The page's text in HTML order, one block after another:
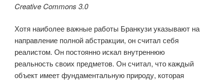
Creative Commons 3.0
Хотя наиболее важные работы Бранкузи указывают на
направление полной абстракции, он считал себя
реалистом. Он постоянно искал внутреннюю
реальность своих предметов. Он считал, что каждый
объект имеет фундаментальную природу, которая